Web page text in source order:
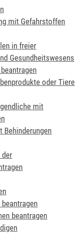
mit Gefahrstoffen
in freier
Gesundheitswesens
oder Tiere
mit
Behinderungen
der
beantragen